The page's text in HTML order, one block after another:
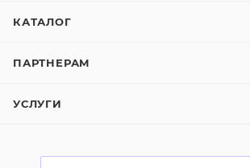
КАТАЛОГ
ПАРТНЕРАМ
УСЛУГИ